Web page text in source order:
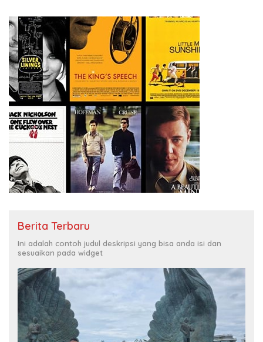
Berita Terbaru
Ini adalah contoh judul deskripsi yang bisa anda isi dan
sesuaikan pada widget